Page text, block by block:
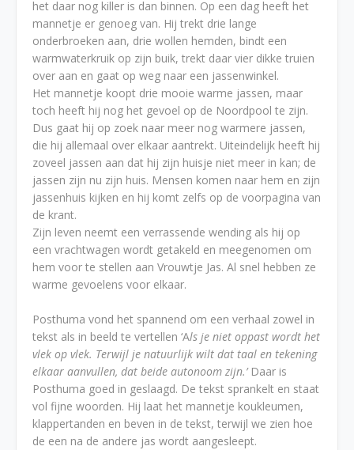
het daar nog killer is dan binnen. Op een dag heeft het
mannetje er genoeg van. Hij trekt drie lange
onderbroeken aan, drie wollen hemden, bindt een
warmwaterkruik op zijn buik, trekt daar vier dikke truien
over aan en gaat op weg naar een jassenwinkel.
Het mannetje koopt drie mooie warme jassen, maar
toch heeft hij nog het gevoel op de Noordpool te zijn.
Dus gaat hij op zoek naar meer nog warmere jassen,
die hij allemaal over elkaar aantrekt. Uiteindelijk heeft hij
zoveel jassen aan dat hij zijn huisje niet meer in kan; de
jassen zijn nu zijn huis. Mensen komen naar hem en zijn
jassenhuis kijken en hij komt zelfs op de voorpagina van
de krant.
Zijn leven neemt een verrassende wending als hij op
een vrachtwagen wordt getakeld en meegenomen om
hem voor te stellen aan Vrouwtje Jas. Al snel hebben ze
warme gevoelens voor elkaar.
Posthuma vond het spannend om een verhaal zowel in
tekst als in beeld te vertellen ‘Als je niet oppast wordt het
vlek op vlek. Terwijl je natuurlijk wilt dat taal en tekening
elkaar aanvullen, dat beide autonoom zijn.’Daar is
Posthuma goed in geslaagd. De tekst sprankelt en staat
vol fijne woorden. Hij laat het mannetje koukleumen,
klappertanden en beven in de tekst, terwijl we zien hoe
de een na de andere jas wordt aangesleept.